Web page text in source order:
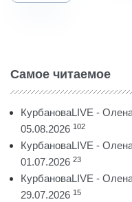
Самое читаемое
КурбановаLIVE -
05.08.2026 102
КурбановаLIVE -
01.07.2026 23
КурбановаLIVE -
29.07.2026 15